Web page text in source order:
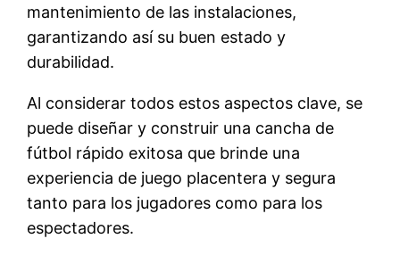
mantenimiento de las instalaciones,
garantizando así su buen estado y
durabilidad.
Al considerar todos estos aspectos clave, se
puede diseñar y construir una cancha de
fútbol rápido exitosa que brinde una
experiencia de juego placentera y segura
tanto para los jugadores como para los
espectadores.